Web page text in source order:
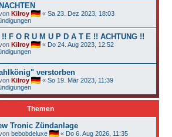
Kilroy « Sa 23. Dez 2023, 18:03
!! F O R U M U P D A T E !! ACHTUNG !!
Kilroy « Do 24. Aug 2023, 12:52
verstorben
Kilroy « So 19. Mär 2023, 11:39
Themen
Tronic Zündanlage
bebobdeluxe « Do 6. Aug 2026, 11:35